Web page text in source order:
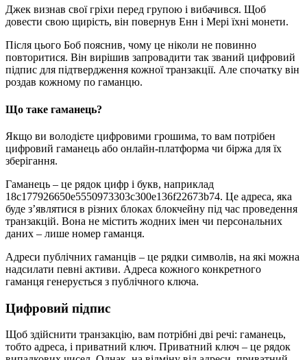
Джек визнав свої гріхи перед групою і вибачився. Щоб
довести свою щирість, він повернув Енн і Мері їхні монети.
Після цього Боб пояснив, чому це ніколи не повинно
повторитися. Він вирішив запровадити так званий цифровий
підпис для підтвердження кожної транзакції. Але спочатку він
роздав кожному по гаманцю.
Що таке гаманець?
Якщо ви володієте цифровими грошима, то вам потрібен
цифровий гаманець або онлайн-платформа чи біржа для їх
зберігання.
Гаманець – це рядок цифр і букв, наприклад
18c177926650e5550973303c300e136f22673b74. Це адреса, яка
буде з’являтися в різних блоках блокчейну під час проведення
транзакцій. Вона не містить жодних імен чи персональних
даних – лише номер гаманця.
Адреси публічних гаманців – це рядки символів, на які можна
надсилати певні активи. Адреса кожного конкретного
гаманця генерується з публічного ключа.
Цифровий підпис
Щоб здійснити транзакцію, вам потрібні дві речі: гаманець,
тобто адреса, і приватний ключ. Приватний ключ – це рядок